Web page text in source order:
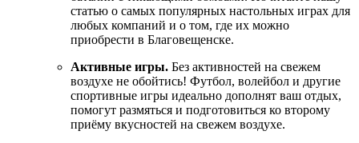
статью о самых популярных настольных играх для
любых компаний и о том, где их можно
приобрести в Благовещенске.
Активные игры. Без активностей на свежем
воздухе не обойтись! Футбол, волейбол и другие
спортивные игры идеально дополнят ваш отдых,
помогут размяться и подготовиться ко второму
приёму вкусностей на свежем воздухе.